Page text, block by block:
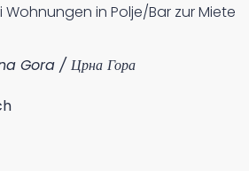
Wohnungen in Polje/Bar zur Miete
Gora / Црна Гора